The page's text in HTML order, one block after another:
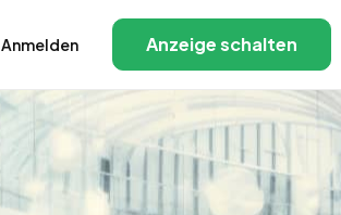
Anmelden Anzeige schalten